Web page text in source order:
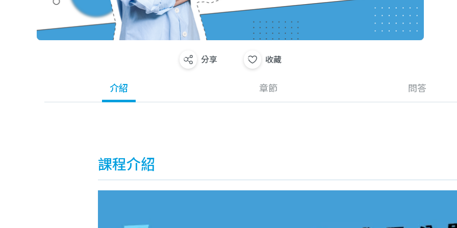
分享 收藏
介紹 章節 問答
課程介紹